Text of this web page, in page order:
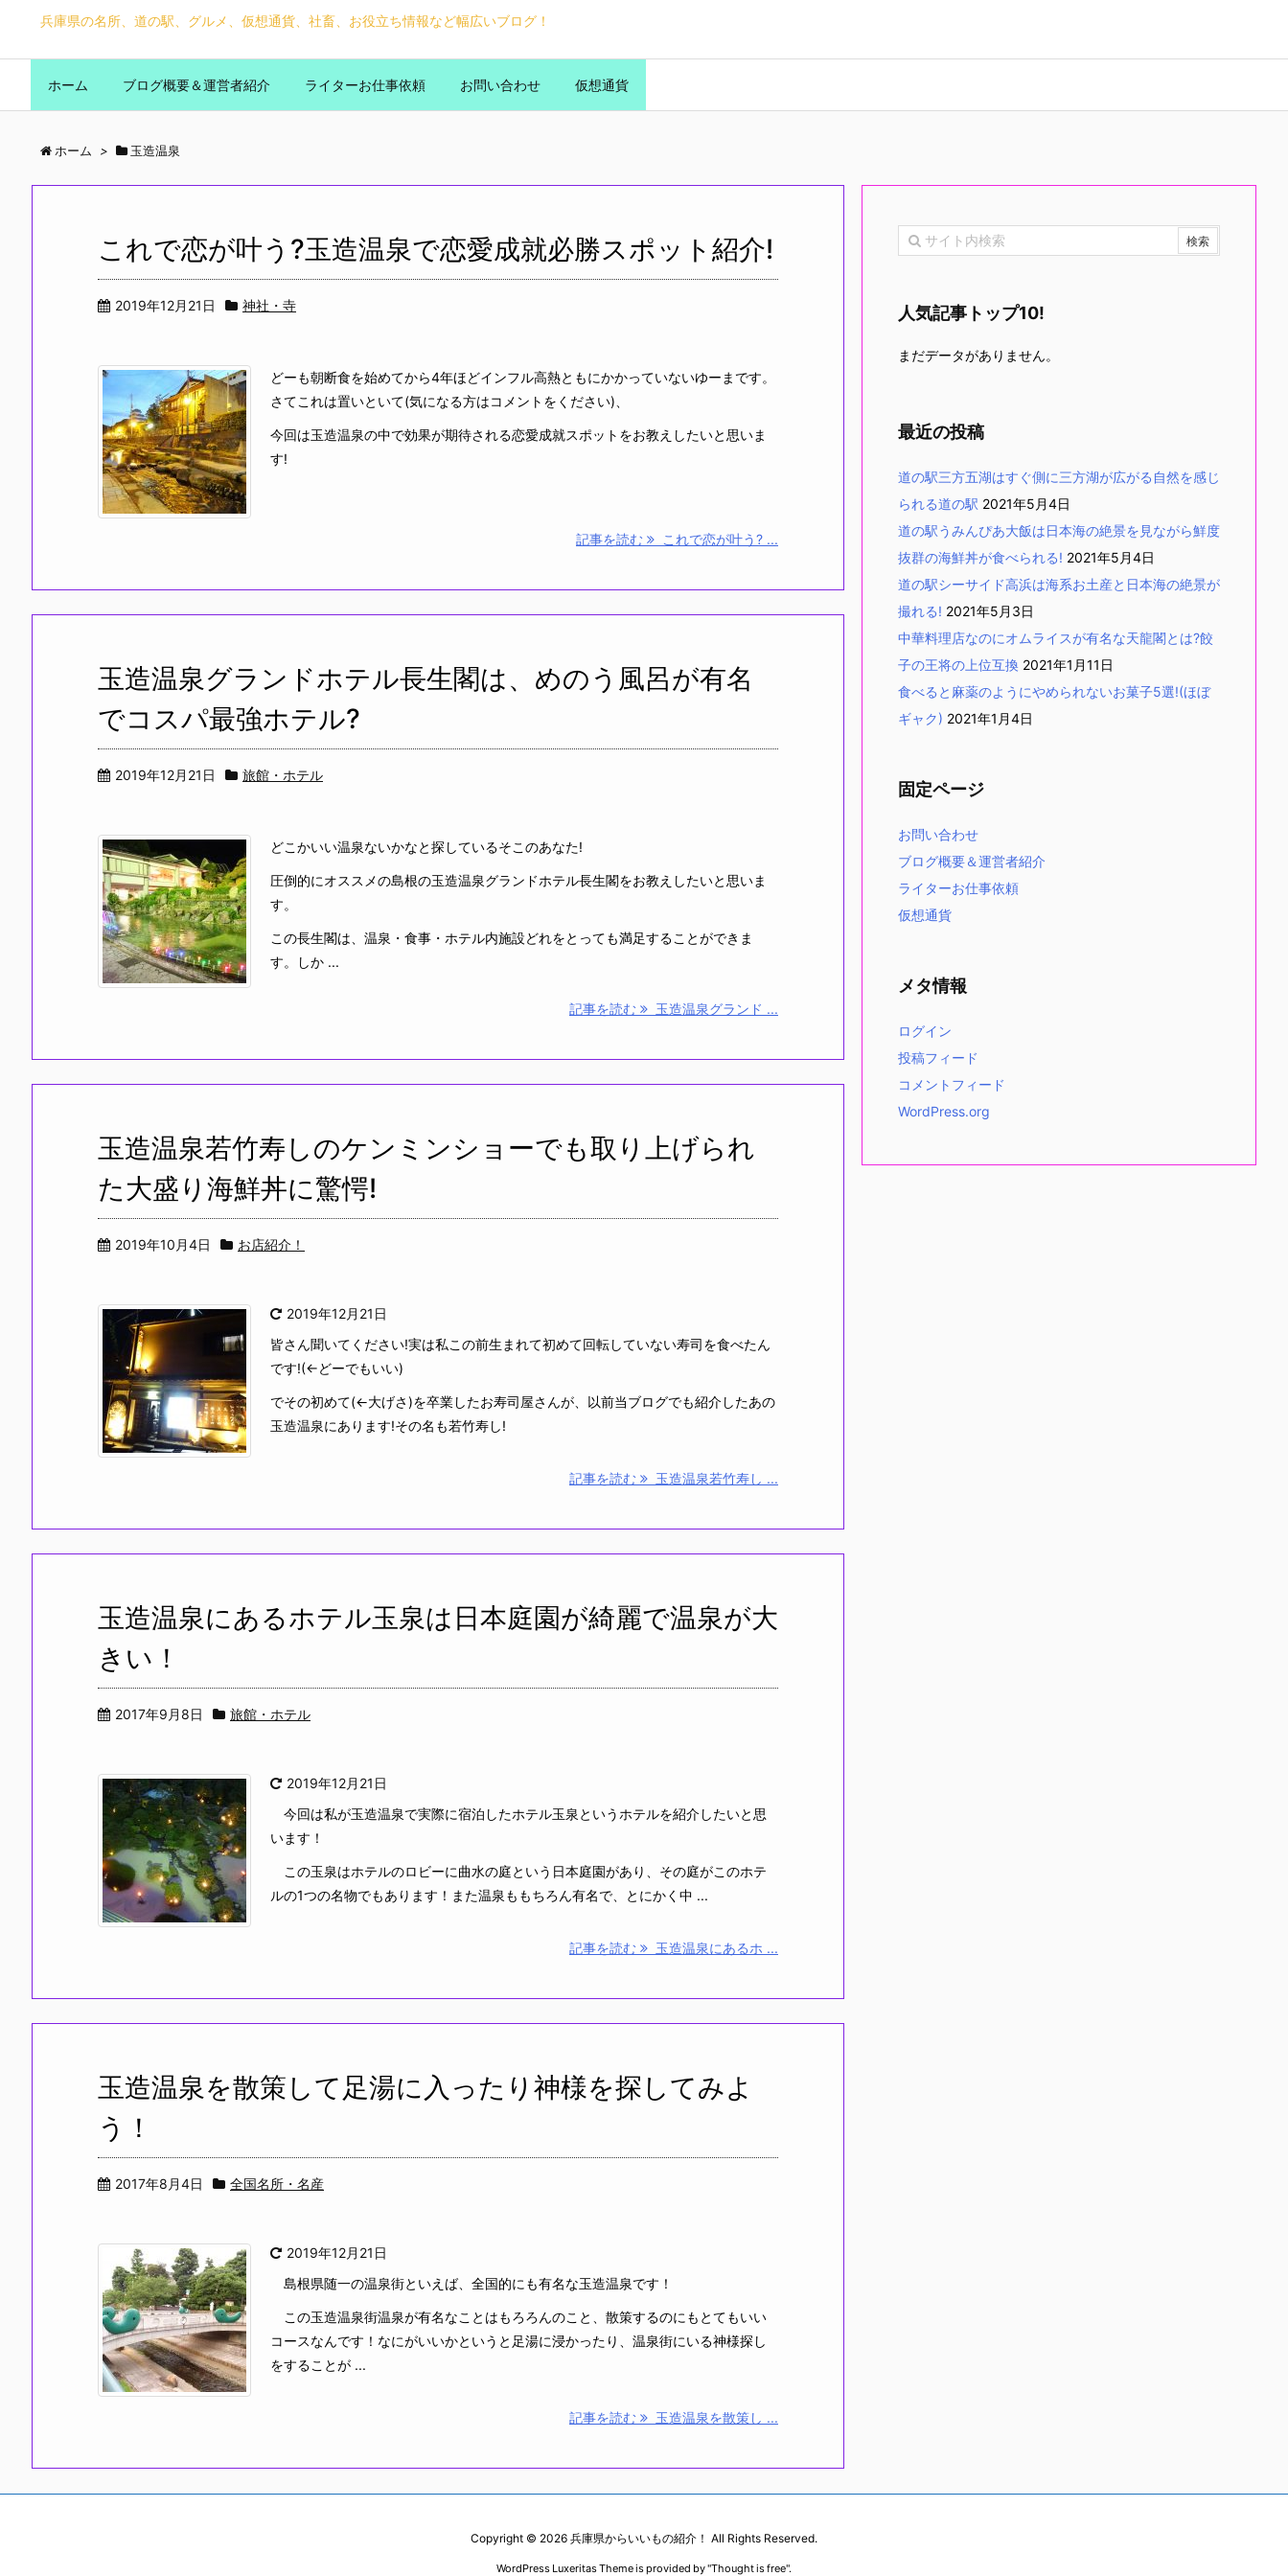
兵庫県の名所、道の駅、グルメ、仮想通貨、社畜、お役立ち情報など幅広いブログ！
ホーム ブログ概要＆運営者紹介 ライターお仕事依頼 お問い合わせ 仮想通貨
ホーム > 玉造温泉
これで恋が叶う?玉造温泉で恋愛成就必勝スポット紹介!
2019年12月21日 神社・寺
どーも朝断食を始めてから4年ほどインフル高熱ともにかかっていないゆーまです。
さてこれは置いといて(気になる方はコメントをください)、
今回は玉造温泉の中で効果が期待される恋愛成就スポットをお教えしたいと思いま
す!
記事を読む これで恋が叶う? ...
玉造温泉グランドホテル長生閣は、めのう風呂が有名
でコスパ最強ホテル?
2019年12月21日 旅館・ホテル
どこかいい温泉ないかなと探しているそこのあなた!
圧倒的にオススメの島根の玉造温泉グランドホテル長生閣をお教えしたいと思いま
す。
この長生閣は、温泉・食事・ホテル内施設どれをとっても満足することができま
す。しか ...
記事を読む 玉造温泉グランド ...
玉造温泉若竹寿しのケンミンショーでも取り上げられ
た大盛り海鮮丼に驚愕!
2019年10月4日 お店紹介！
2019年12月21日
皆さん聞いてください!実は私この前生まれて初めて回転していない寿司を食べたん
です!(←どーでもいい)
でその初めて(←大げさ)を卒業したお寿司屋さんが、以前当ブログでも紹介したあの
玉造温泉にあります!その名も若竹寿し!
記事を読む 玉造温泉若竹寿し ...
玉造温泉にあるホテル玉泉は日本庭園が綺麗で温泉が大
きい！
2017年9月8日 旅館・ホテル
2019年12月21日
今回は私が玉造温泉で実際に宿泊したホテル玉泉というホテルを紹介したいと思
います！
この玉泉はホテルのロビーに曲水の庭という日本庭園があり、その庭がこのホテ
ルの1つの名物でもあります！また温泉ももちろん有名で、とにかく中 ...
記事を読む 玉造温泉にあるホ ...
玉造温泉を散策して足湯に入ったり神様を探してみよ
う！
2017年8月4日 全国名所・名産
2019年12月21日
島根県随一の温泉街といえば、全国的にも有名な玉造温泉です！
この玉造温泉街温泉が有名なことはもろろんのこと、散策するのにもとてもいい
コースなんです！なにがいいかというと足湯に浸かったり、温泉街にいる神様探し
をすることが ...
記事を読む 玉造温泉を散策し ...
人気記事トップ10!
まだデータがありません。
最近の投稿
道の駅三方五湖はすぐ側に三方湖が広がる自然を感じ
られる道の駅 2021年5月4日
道の駅うみんぴあ大飯は日本海の絶景を見ながら鮮度
抜群の海鮮丼が食べられる! 2021年5月4日
道の駅シーサイド高浜は海系お土産と日本海の絶景が
撮れる! 2021年5月3日
中華料理店なのにオムライスが有名な天龍閣とは?餃
子の王将の上位互換 2021年1月11日
食べると麻薬のようにやめられないお菓子5選!(ほぼ
ギャク) 2021年1月4日
固定ページ
お問い合わせ
ブログ概要＆運営者紹介
ライターお仕事依頼
仮想通貨
メタ情報
ログイン
投稿フィード
コメントフィード
WordPress.org
Copyright © 2026 兵庫県からいいもの紹介！ All Rights Reserved.
WordPress Luxeritas Theme is provided by "Thought is free".